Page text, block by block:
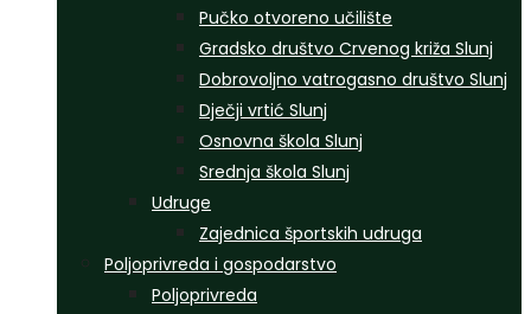
Pučko otvoreno učilište
Gradsko društvo Crvenog križa Slunj
Dobrovoljno vatrogasno društvo Slunj
Dječji vrtić Slunj
Osnovna škola Slunj
Srednja škola Slunj
Udruge
Zajednica športskih udruga
Poljoprivreda i gospodarstvo
Poljoprivreda